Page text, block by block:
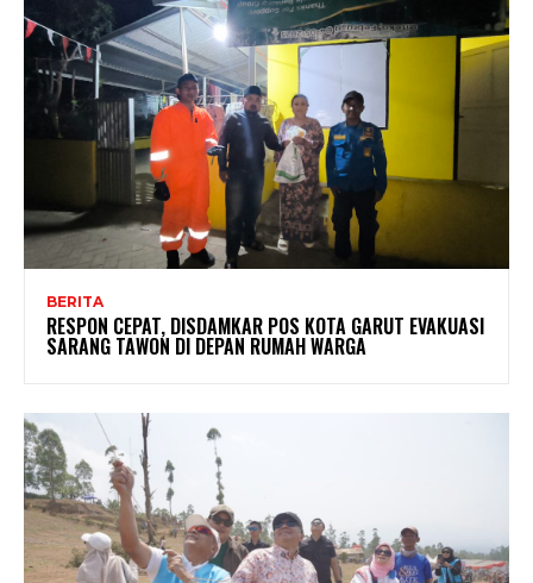
BERITA
RESPON CEPAT, DISDAMKAR POS KOTA GARUT EVAKUASI
SARANG TAWON DI DEPAN RUMAH WARGA